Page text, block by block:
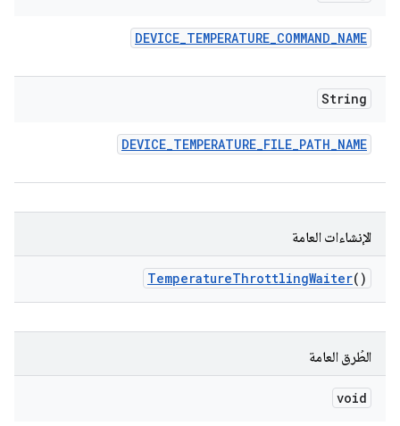
DEVICE_TEMPERATURE_COMMAND_NAME
String
DEVICE_TEMPERATURE_FILE_PATH_NAME
الإنشاءات العامة
TemperatureThrottlingWaiter()
الطُرق العامة
void